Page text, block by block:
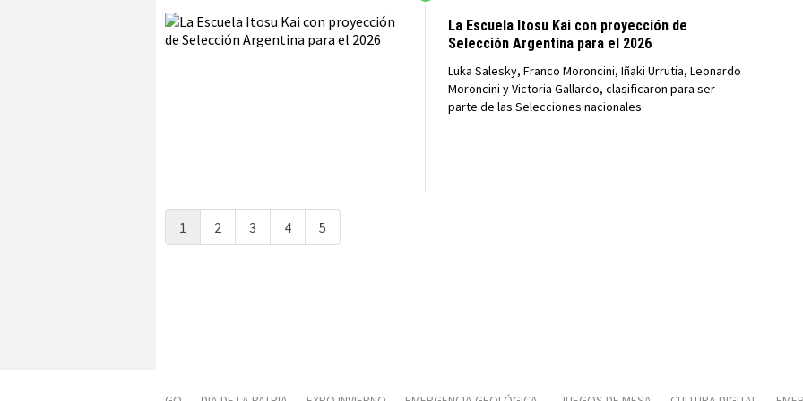
La Escuela Itosu Kai con proyección de
Selección Argentina para el 2026
Luka Salesky, Franco Moroncini, Iñaki Urrutia, Leonardo
Moroncini y Victoria Gallardo, clasificaron para ser
parte de las Selecciones nacionales.
1 2 3 4 5